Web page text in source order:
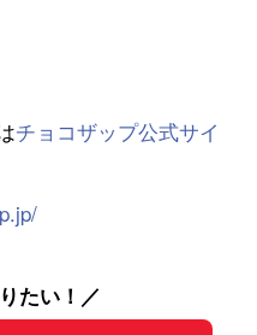
チョコザップ公式サイ
たい！／